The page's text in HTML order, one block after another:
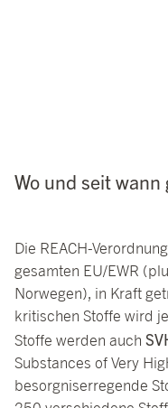
Wo und seit wann
Die REACH-
gesamten EU/EWR
Norwegen), in Kraft
kritischen Stoffe wird
Stoffe werden auch
Substances of Very
besorgniserregende